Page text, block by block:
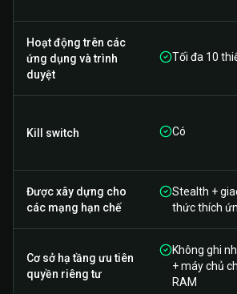
Hoạt động trên các
ứng dụng và trình
duyệt
Tối đa 10
Kill switch Có
Được xây dựng cho
các mạng hạn chế
Stealth +
thức thích
Cơ sở hạ tầng ưu tiên
quyền riêng tư
Không ghi
+ máy chủ
RAM